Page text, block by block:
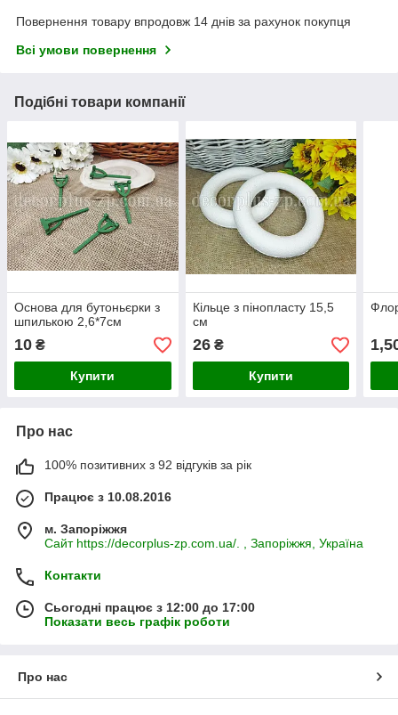
Повернення товару впродовж 14 днів за рахунок покупця
Всі умови повернення
Подібні товари компанії
Основа для бутоньєрки з
шпилькою 2,6*7см
10 ₴
Купити
Кільце з пінопласту 15,5
см
26₴
Купити
Про нас
100% позитивних з 92 відгуків за рік
Працює з 10.08.2016
м. Запоріжжя
Сайт https://decorplus-zp.com.ua/. , Запоріжжя, Україна
Контакти
Сьогодні працює з 12:00 до 17:00
Показати весь графік роботи
Про нас